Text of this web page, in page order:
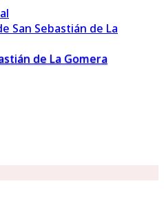
de La Gomera